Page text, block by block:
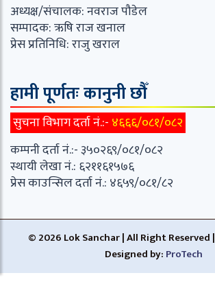
अध्यक्ष/संचालक: नवराज पौडेल
सम्पादक: ऋषि राज खनाल
प्रेस प्रतिनिधि: राजु खराल
हामी पूर्णतः कानुनी छौँ
सुचना विभाग दर्ता नं.:- ४६६६/०८१/०८२
कम्पनी दर्ता नं.:- ३५०२६९/०८१/०८२
स्थायी लेखा नं.: ६२११६१५७६
प्रेस काउन्सिल दर्ता नं.: ४६५९/०८१/८२
© 2026 Lok Sanchar | All Right Reserved |
Designed by: ProTech